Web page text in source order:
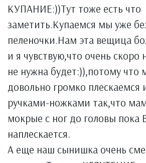
КУПАНИЕ:))Тут тоже есть что
заметить.Купаемся мы уже
пеленочки.Нам эта вещица
и я чувствую,что очень скоро
не нужна будет:)),потому что
довольно громко плескаемся
ручками-ножками так,что
мокрые с ног до головы пока
наплескается.
А еще наш сынишка очень